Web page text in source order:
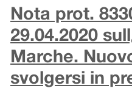
Nota prot.
29.04.2020
Marche.
svolgersi in